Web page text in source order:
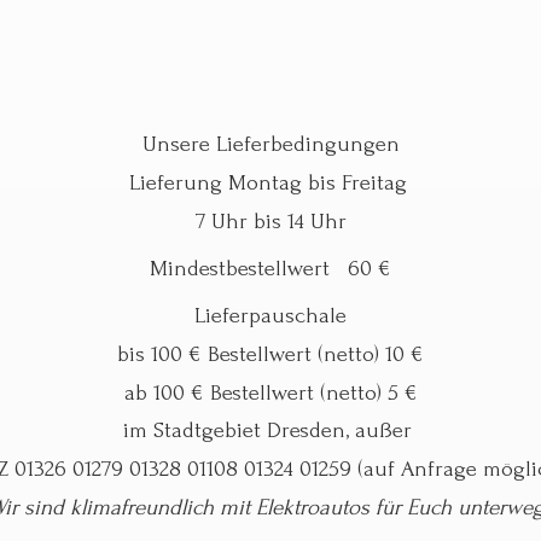
Unsere Lieferbedingungen
Lieferung Montag bis Freitag
7 Uhr bis 14 Uhr
Mindestbestellwert 60 €
Lieferpauschale
bis 100 € Bestellwert (netto) 10 €
ab 100 € Bestellwert (netto) 5 €
im Stadtgebiet Dresden, außer
01326 01279 01328 01108 01324 01259 (auf Anfrage
sind klimafreundlich mit Elektroautos fürEuch